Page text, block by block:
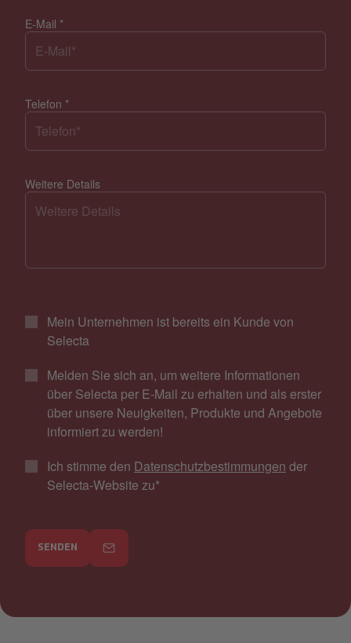
E-Mail *
Telefon *
Weitere Details
Mein Unternehmen ist bereits ein Kunde von
Selecta
Melden Sie sich an, um weitere Informationen
über Selecta per E-Mail zu erhalten und als erster
über unsere Neuigkeiten, Produkte und Angebote
informiert zu werden!
Ich stimme den Datenschutzbestimmungen der
Selecta-Website zu*
SENDEN